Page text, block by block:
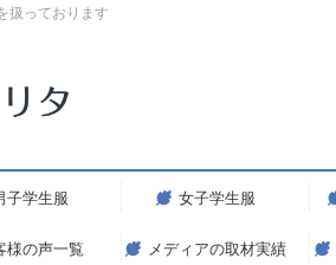
扱っております
子学生服 女子学生服
様の声一覧 メディアの取材実績